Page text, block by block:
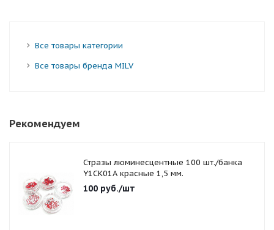
Все товары категории
Все товары бренда MILV
Рекомендуем
Стразы люминесцентные 100 шт./банка
Y1CK01A красные 1,5 мм.
100 руб./шт